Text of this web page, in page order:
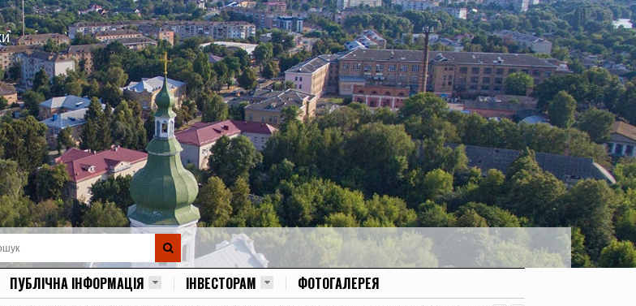
ПУБЛІЧНА ІНФОРМАЦІЯ ІНВЕСТОРАМ ФОТОГАЛЕРЕЯ